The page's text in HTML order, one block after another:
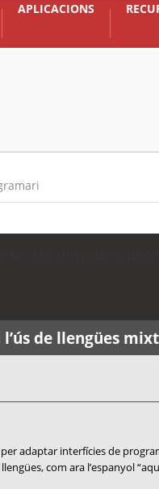
APLICACIONS
de llengües
adaptar interfícies de
com ara l’espanyol